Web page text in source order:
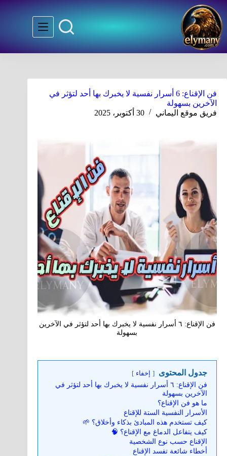
فن الإقناع: 6 أسرار نفسية لا يخبرك بها أحد لتؤثر في
الآخرين بسهولة
فريق موقع اليماني
30 أكتوبر، 2025
فن الإقناع: ٦ أسرار نفسية لا يخبرك بها أحد لتؤثر في الآخرين
بسهولة
جدول المحتوى إخفاء
فن الإقناع: ٦ أسرار نفسية لا يخبرك بها أحد لتؤثر في
الآخرين بسهولة
ما هو فن الإقناع؟
الأسرار النفسية الستة للإقناع
كيف تستخدم هذه المبادئ بذكاء وأخلاق؟ 🌱
كيف يتفاعل الدماغ مع الإقناع؟ 🧠
الإقناع حسب نوع الشخصية
أخطاء شائعة تفسد الإقناع